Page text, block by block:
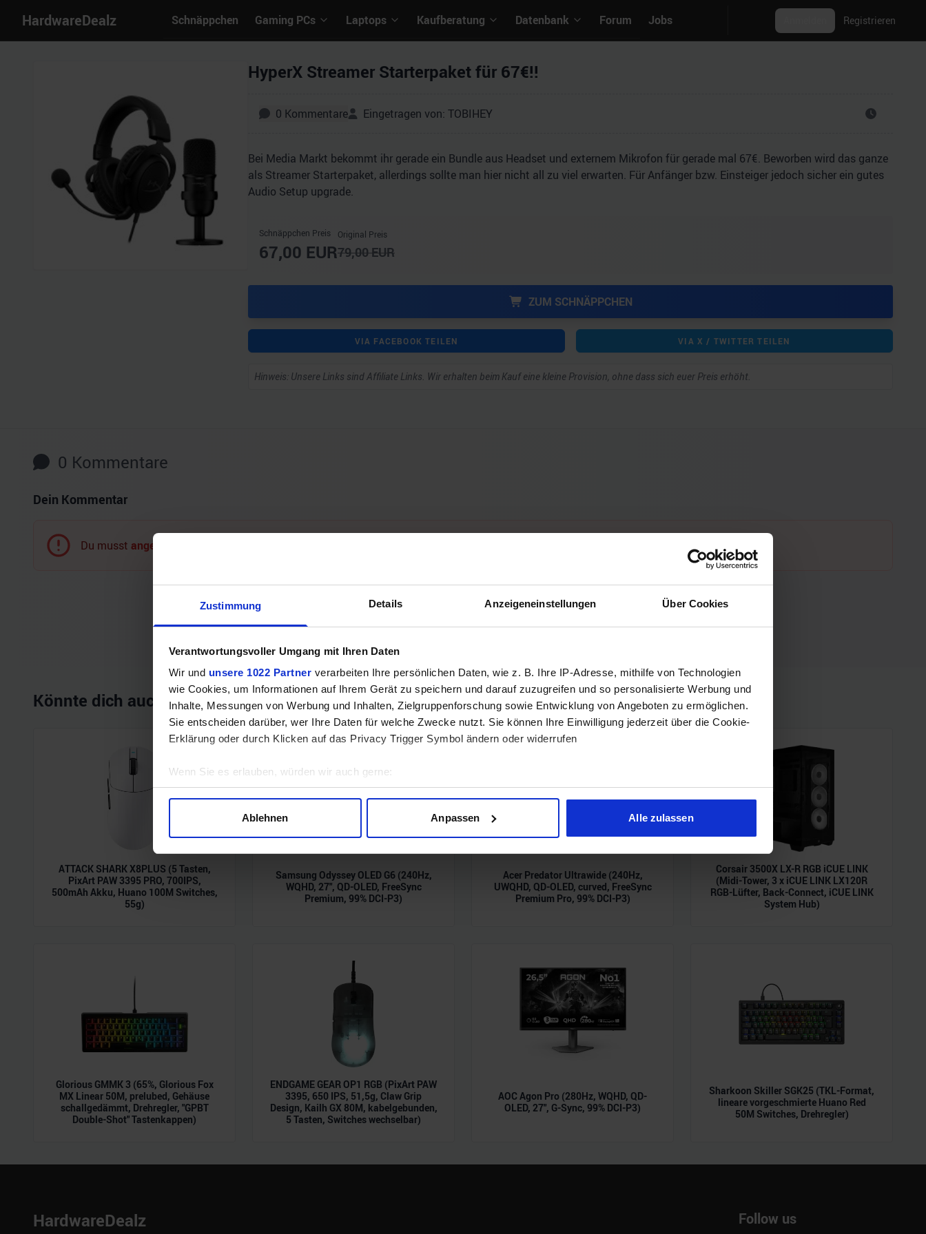
Zustimmung Details Anzeigeneinstellungen Über Cookies
Verantwortungsvoller Umgang mit Ihren Daten
Wir und unsere 1022 Partner verarbeiten Ihre persönlichen Daten, wie z. B. Ihre IP-Adresse, mithilfe von Technologien
wie Cookies, um Informationen auf Ihrem Gerät zu speichern und darauf zuzugreifen und so personalisierte Werbung und
Inhalte, Messungen von Werbung und Inhalten, Zielgruppenforschung sowie Entwicklung von Angeboten zu ermöglichen.
Sie entscheiden darüber, wer Ihre Daten für welche Zwecke nutzt. Sie können Ihre Einwilligung jederzeit über die Cookie-
Erklärung oder durch Klicken auf das Privacy Trigger Symbol ändern oder widerrufen
Wenn Sie es erlauben, würden wir auch gerne:
Informationen über Ihre geografische Lage erfassen, welche bis auf einige Meter genau sein können
Erfahren Sie mehr darüber, wie Ihre persönlichen Daten verarbeitet werden, und legen Sie Ihre Präferenzen im
Wir verwenden Cookies, um Inhalte und Anzeigen zu personalisieren, Funktionen für soziale Medien anbieten zu können
und die Zugriffe auf unsere Website zu analysieren. Außerdem geben wir Informationen zu Ihrer Verwendung unserer
Ablehnen Anpassen Alle zulassen
HardwareDealz Schnäppchen Gaming PCs Laptops Kaufberatung Datenbank Forum Jobs Registrieren
HyperX Streamer Starterpaket für 67€!!
0 Kommentare Eingetragen von: TOBIHEY
Bei Media Markt bekommt ihr gerade ein Bundle aus Headset und externem Mikrofon für gerade mal 67€. Beworben wird das ganze
als Streamer Starterpaket, allerdings sollte man hier nicht all zu viel erwarten. Für Anfänger bzw. Einsteiger jedoch sicher ein gutes
Audio Setup upgrade.
Schnäppchen Preis
67,00 EUR
Original Preis
79,00EUR
ZUM SCHNÄPPCHEN
VIA FACEBOOK TEILEN VIA X / TWITTER TEILEN
Hinweis: Unsere Links sind Affiliate Links. Wir erhalten beim Kauf eine kleine Provision, ohne dass sich euer Preis erhöht.
0 Kommentare
Dein Kommentar
Du musst angemeldet
Könnte dich auch interessieren
ATTACK SHARK X8PLUS (5 Tasten,
PixArt PAW 3395 PRO, 700IPS,
500mAh Akku, Huano 100M Switches,
55g)
Samsung Odyssey OLED G6 (240Hz,
WQHD, 27", QD-OLED, FreeSync
Premium, 99% DCI-P3)
Acer Predator Ultrawide (240Hz,
UWQHD, QD-OLED, curved, FreeSync
Premium Pro, 99% DCI-P3)
Corsair 3500X LX-R RGB iCUE LINK
(Midi-Tower, 3 x iCUE LINK LX120R
RGB-Lüfter, Back-Connect, iCUE LINK
System Hub)
Glorious GMMK 3 (65%, Glorious Fox
MX Linear 50M, prelubed, Gehäuse
schallgedämmt, Drehregler, "GPBT
Double-Shot" Tastenkappen)
ENDGAME GEAR OP1 RGB (PixArt PAW
3395, 650 IPS, 51,5g, Claw Grip
Design, Kailh GX 80M, kabelgebunden,
5 Tasten, Switches wechselbar)
AOC Agon Pro (280Hz, WQHD, QD-
OLED, 27", G-Sync, 99% DCI-P3)
Sharkoon Skiller SGK25 (TKL-Format,
lineare vorgeschmierte Huano Red
50M Switches, Drehregler)
HardwareDealz Follow us